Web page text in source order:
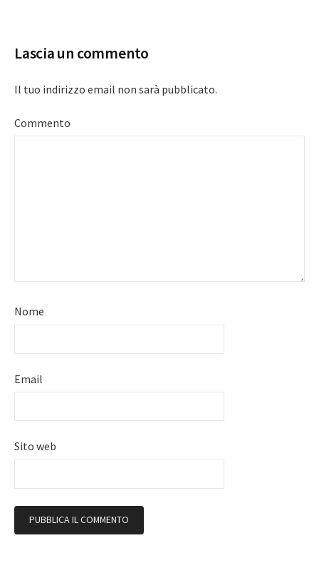
Lascia un commento
Il tuo indirizzo email non sarà pubblicato.
Commento
Nome
Email
Sito web